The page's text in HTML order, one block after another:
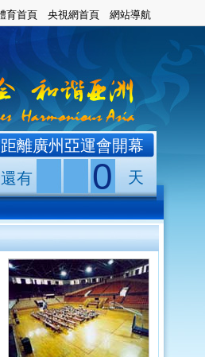
距離廣州亞運會開幕
還有
0 天